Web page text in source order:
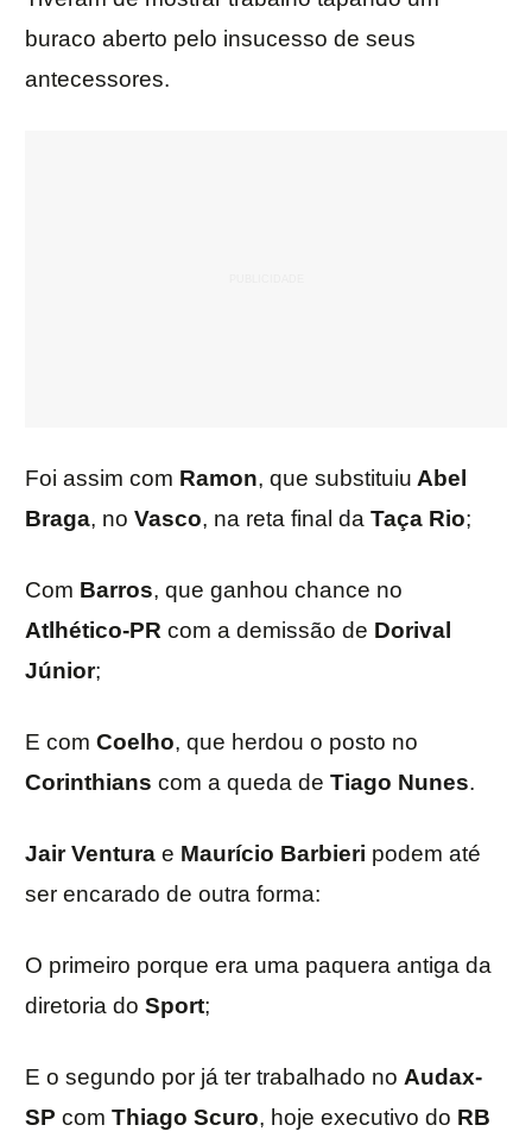
buraco aberto pelo insucesso de seus
antecessores.
Foi assim com Ramon, que substituiu Abel
Braga, no Vasco, na reta final da Taça Rio;
Com Barros, que ganhou chance no
Atlhético-PR com a demissão de Dorival
Júnior;
E com Coelho, que herdou o posto no
Corinthians com a queda de Tiago Nunes.
Jair Ventura e Maurício Barbieri podem até
ser encarado de outra forma:
O primeiro porque era uma paquera antiga da
diretoria do Sport;
E o segundo por já ter trabalhado no Audax-
SP com Thiago Scuro, hoje executivo do RB